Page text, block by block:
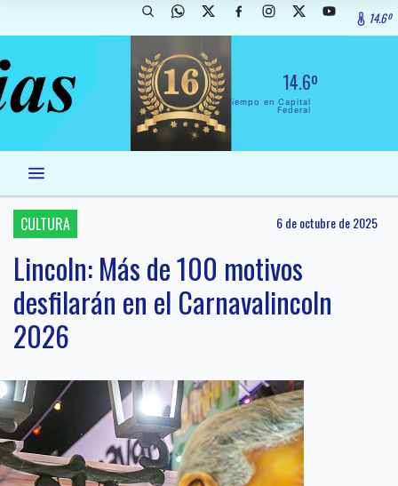
14.6º
14.6º
El Tiempo en Capital
Federal
CULTURA 6 de octubre de 2025
Lincoln: Más de 100 motivos
desfilarán en el Carnavalincoln
2026